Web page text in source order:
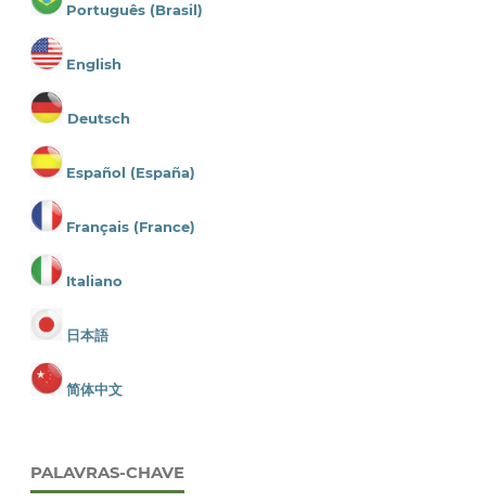
Português (Brasil)
English
Deutsch
Español (España)
Français (France)
Italiano
日本語
简体中文
PALAVRAS-CHAVE